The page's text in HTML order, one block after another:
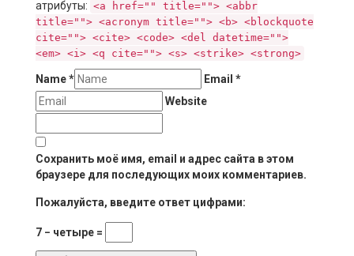
атрибуты: <a href="" title=""> <abbr
title=""> <acronym title=""> <b> <blockquote
cite=""> <cite> <code> <del datetime="">
<em> <i> <q cite=""> <s> <strike> <strong>
Name* Email *
Website
Сохранить моё имя, email и адрес сайта в этом
браузере для последующих моих комментариев.
Пожалуйста, введите ответ цифрами:
7 − четыре =